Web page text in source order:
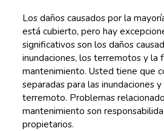
Los daños causados por la
está cubierto, pero hay
significativos son los daños
inundaciones, los terremotos y la
mantenimiento. Usted tiene que
separadas para las inundaciones
terremoto. Problemas
mantenimiento son
propietarios.